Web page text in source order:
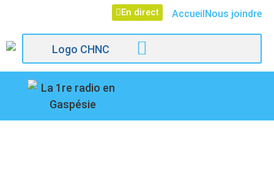
En direct AccueilNous joindre